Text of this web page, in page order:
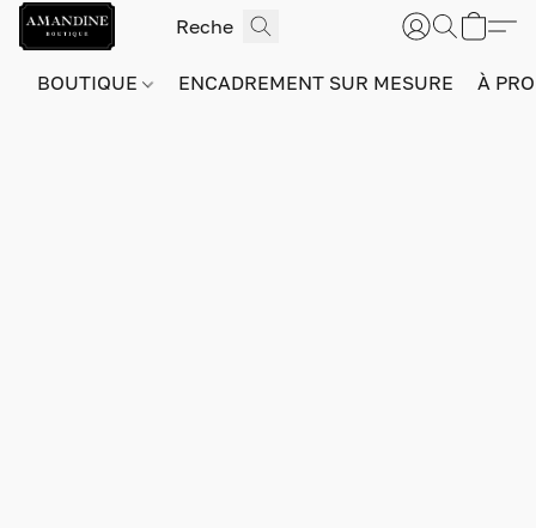
BOUTIQUE ENCADREMENT SUR MESURE À